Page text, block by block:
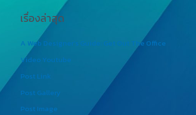
เรื่องล่าสุด
A Web Designer’s Guide: Get Out The Office
Video Youtube
Post Link
Post Gallery
Post Image